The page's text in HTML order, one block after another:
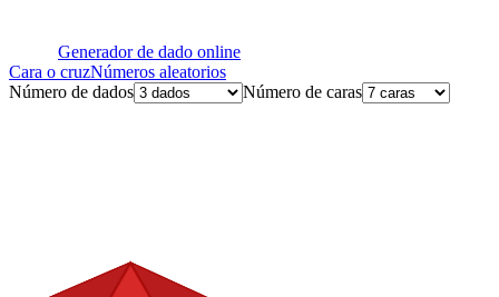
Generador de dado online
Cara o cruzNúmeros aleatorios
Número de dados
Número de caras